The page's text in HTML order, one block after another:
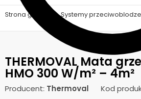
Strona główna > Systemy
THERMOVAL Mata
HMO 300 W/m² – 4m²
Producent: Thermoval Kod